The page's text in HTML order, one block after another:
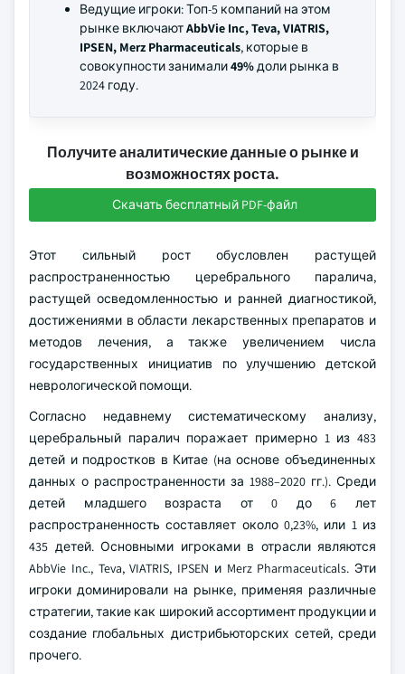
Ведущие игроки: Топ-5 компаний на этом
рынке включаютAbbVie Inc, Teva, VIATRIS,
IPSEN, Merz Pharmaceuticals, которые в
совокупности занимали49%доли рынка в
2024 году.
Получите аналитические данные о рынке и
возможностях роста.
Скачать бесплатный PDF-файл
Этот сильный рост обусловлен растущей
распространенностью церебрального паралича,
растущей осведомленностью и ранней диагностикой,
достижениями в области лекарственных препаратов и
методов лечения, а также увеличением числа
государственных инициатив по улучшению детской
неврологической помощи.
Согласно недавнему систематическому анализу,
церебральный паралич поражает примерно 1 из 483
детей и подростков в Китае (на основе объединенных
данных о распространенности за 1988–2020 гг.). Среди
детей младшего возраста от 0 до 6 лет
распространенность составляет около 0,23%, или 1 из
435 детей. Основными игроками в отрасли являются
AbbVie Inc., Teva, VIATRIS, IPSEN и Merz Pharmaceuticals. Эти
игроки доминировали на рынке, применяя различные
стратегии, такие как широкий ассортимент продукции и
создание глобальных дистрибьюторских сетей, среди
прочего.